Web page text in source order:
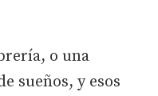
o una
sueños, y esos